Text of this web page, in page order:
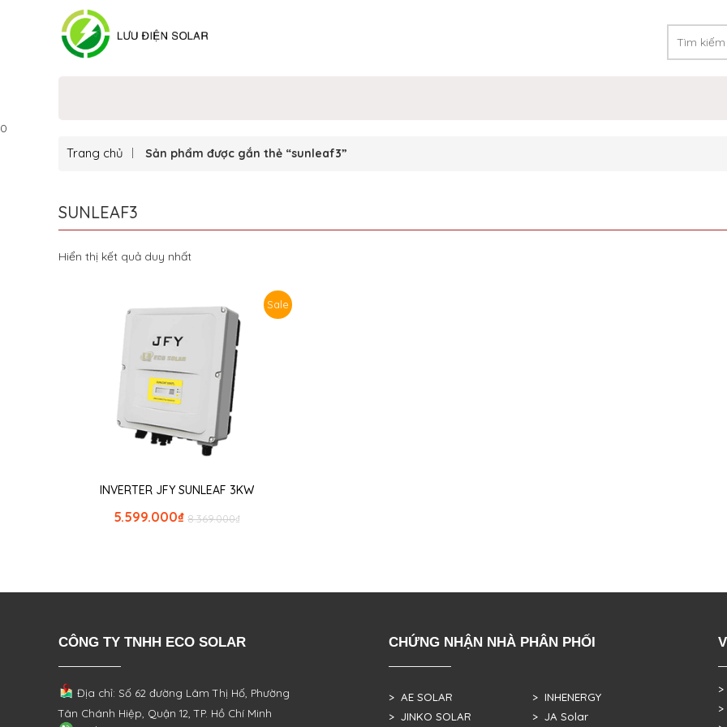
0
Trang chủ Sản phẩm được gắn thẻ “sunleaf3”
SUNLEAF3
Hiển thị kết quả duy nhất
Sale
INVERTER JFY SUNLEAF 3KW
₫
8.369.000
₫
5.599.000
CÔNG TY TNHH ECO SOLAR
Địa chỉ: Số 62 đường Lâm Thị Hố, Phường
Tân Chánh Hiệp, Quận 12, TP. Hồ Chí Minh
CHỨNG NHẬN NHÀ PHÂN PHỐI
> AE SOLAR
> JINKO SOLAR
> INHENERGY
> JA Solar
>